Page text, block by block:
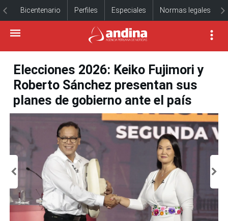
Bicentenario Perfiles Especiales Normas legales
Elecciones 2026: Keiko Fujimori y
Roberto Sánchez presentan sus
planes de gobierno ante el país